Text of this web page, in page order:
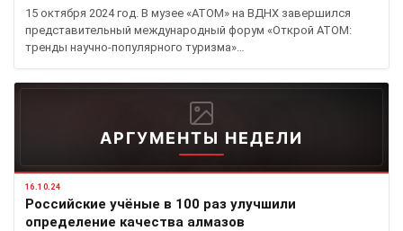
15 октября 2024 год. В музее «АТОМ» на ВДНХ завершился
представительный международный форум «Открой АТОМ:
тренды научно-популярного туризма»…
АРГУМЕНТЫ НЕДЕЛИ
16.10.24
Российские учёные в 100 раз улучшили
определение качества алмазов